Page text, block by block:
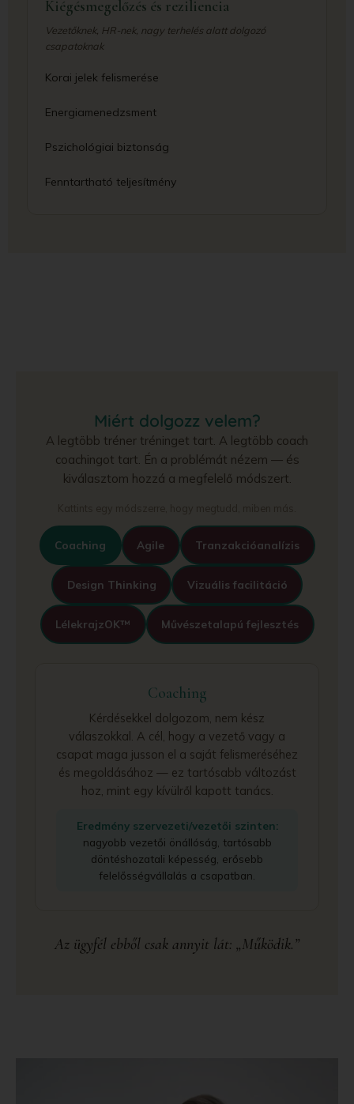
Kiégésmegelőzés és reziliencia
Vezetőknek, HR-nek, nagy terhelés alatt dolgozó
csapatoknak
Korai jelek felismerése
Energiamenedzsment
Pszichológiai biztonság
Fenntartható teljesítmény
Miért dolgozz velem?
A legtöbb tréner tréninget tart. A legtöbb coach
coachingot tart. Én a problémát nézem — és
kiválasztom hozzá a megfelelő módszert.
Coaching Agile Tranzakcióanalízis
Design Thinking Vizuális facilitáció
LélekrajzOK™ Művészetalapú fejlesztés
Coaching
Kérdésekkel dolgozom, nem kész
válaszokkal. A cél, hogy a vezető vagy a
csapat maga jusson el a saját felismeréséhez
és megoldásához — ez tartósabb változást
hoz, mint egy kívülről kapott tanács.
Eredmény szervezeti/vezetői szinten:
nagyobb vezetői önállóság, tartósabb
döntéshozatali képesség, erősebb
felelősségvállalás a csapatban.
Az ügyfél ebből csak annyit lát: „Működik.”